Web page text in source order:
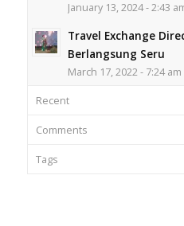
January 13, 2024 - 2:43
Travel Exchange
Berlangsung Seru
March 17, 2022 - 7:24 am
Recent
Comments
Tags